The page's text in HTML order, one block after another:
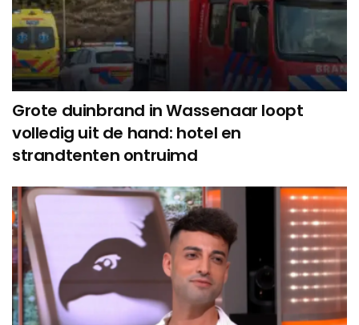
Grote duinbrand in Wassenaar loopt
volledig uit de hand: hotel en
strandtenten ontruimd